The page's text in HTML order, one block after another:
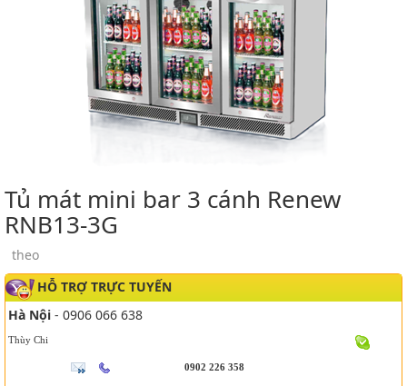
Tủ mát mini bar 3 cánh Renew
RNB13-3G
theo
HỖ TRỢ TRỰC TUYẾN
Hà Nội - 0906 066 638
Thùy Chi
0902 226 358